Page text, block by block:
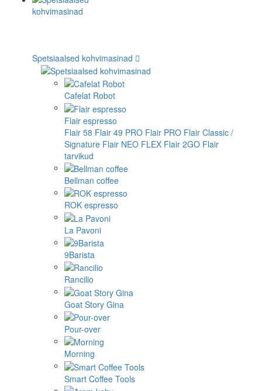
Spetsiaalsed kohvimasinad
Cafelat Robot
Flair espresso
Flair 58 Flair 49 PRO Flair PRO Flair Classic /
Signature Flair NEO FLEX Flair 2GO Flair
tarvikud
Bellman coffee
ROK espresso
La Pavoni
9Barista
Rancilio
Goat Story Gina
Pour-over
Morning
Smart Coffee Tools